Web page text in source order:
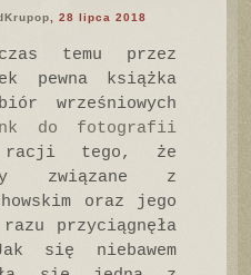
, 28 lipca 2018
temu przez
pewna książka
wrześniowych
do fotografii
tego, że
związane z
oraz jego
przyciągnęła
się niebawem